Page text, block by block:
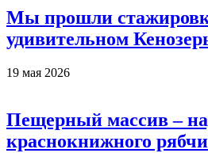
Мы прошли
удивительном
19 мая 2026
Пещерный массив –
краснокнижного